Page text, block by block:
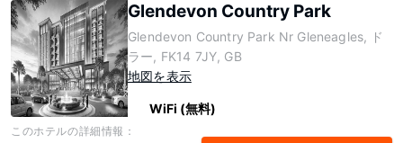
Glendevon Country Park
Glendevon Country Park Nr Gleneagles, ド
ラー, FK14 7JY, GB
地図を表示
WiFi (無料)
このホテルの詳細情報：